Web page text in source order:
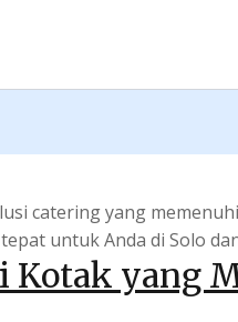
catering yang
untuk Anda di Solo
Kotak yang